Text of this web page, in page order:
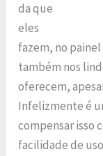
da que
eles
fazem, no
também nos
oferecem,
Infelizmente é
compensar isso
facilidade de